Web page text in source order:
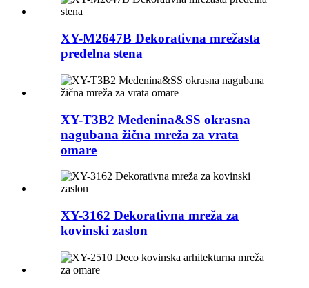
XY-M2647B Dekorativna mrežasta
predelna stena
XY-T3B2 Medenina&SS okrasna
nagubana žična mreža za vrata
omare
XY-3162 Dekorativna mreža za
kovinski zaslon